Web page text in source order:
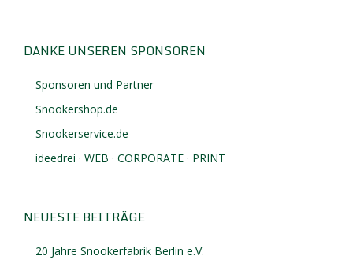
DANKE UNSEREN SPONSOREN
Sponsoren und Partner
Snookershop.de
Snookerservice.de
ideedrei · WEB · CORPORATE · PRINT
NEUESTE BEITRÄGE
20 Jahre Snookerfabrik Berlin e.V.